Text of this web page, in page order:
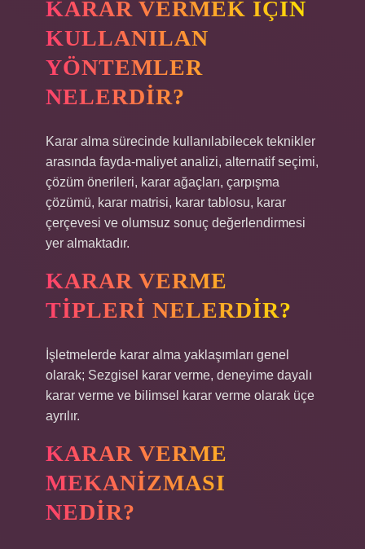
KARAR VERMEK IÇIN
KULLANILAN
YÖNTEMLER
NELERDIR?
Karar alma sürecinde kullanılabilecek teknikler
arasında fayda-maliyet analizi, alternatif seçimi,
çözüm önerileri, karar ağaçları, çarpışma
çözümü, karar matrisi, karar tablosu, karar
çerçevesi ve olumsuz sonuç değerlendirmesi
yer almaktadır.
KARAR VERME
TIPLERI NELERDIR?
İşletmelerde karar alma yaklaşımları genel
olarak; Sezgisel karar verme, deneyime dayalı
karar verme ve bilimsel karar verme olarak üçe
ayrılır.
KARAR VERME
MEKANIZMASI
NEDIR?